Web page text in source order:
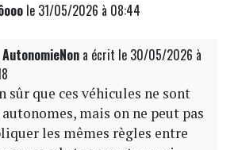
le 31/05/2026 à 08:44
AutonomieNona écrit le 30/05/2026 à
sûr que ces véhicules ne sont
autonomes, mais on ne peut pas
les mêmes règles entre